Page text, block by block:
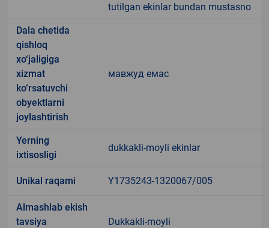
tutilgan ekinlar bundan mustasno
Dala chetida
qishloq
xo‘jaligiga
xizmat
ko‘rsatuvchi
obyektlarni
joylashtirish
мавжуд емас
Yerning
ixtisosligi
dukkakli-moyli ekinlar
Unikal raqami Y1735243-1320067/005
Almashlab ekish
tavsiya
Dukkakli-moyli